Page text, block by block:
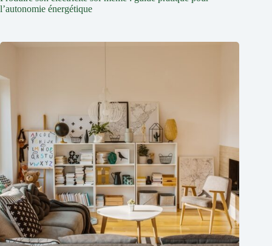
l’autonomie énergétique